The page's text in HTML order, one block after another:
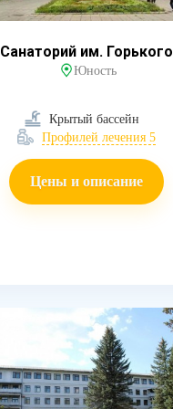
Санаторий им. Горького
Юность
Крытый бассейн
Профилей лечения 5
Цены и описание